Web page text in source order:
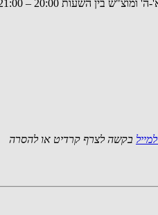
בקשה לצרף קרדיט או להסרה